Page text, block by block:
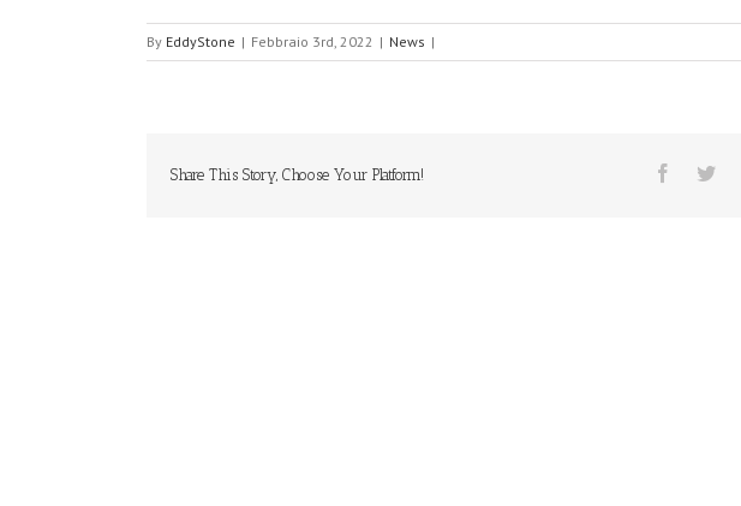
By EddyStone | Febbraio 3rd, 2022 | News |
Share This Story, Choose Your Platform!